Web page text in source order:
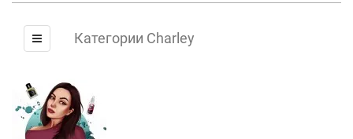
Категории Charley